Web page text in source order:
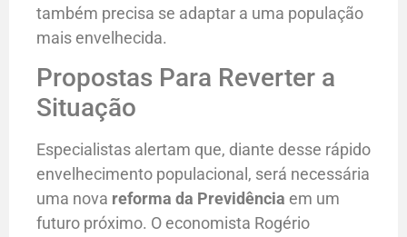
também precisa se adaptar a uma população
mais envelhecida.
Propostas Para Reverter a
Situação
Especialistas alertam que, diante desse rápido
envelhecimento populacional, será necessária
uma nova reforma da Previdência em um
futuro próximo. O economista Rogério